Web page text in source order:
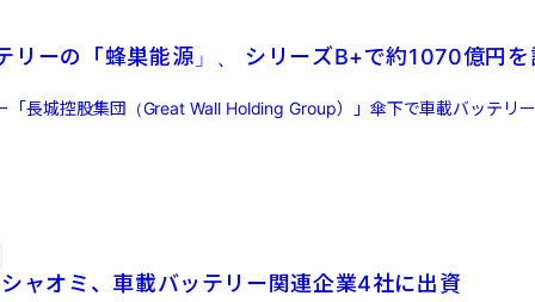
リーの「蜂巣能源」、 シリーズB+で約1070億円を
「長城控股集団（Great Wall Holding Group）」傘下で車載バッテリ
ャオミ、車載バッテリー関連企業4社に出資